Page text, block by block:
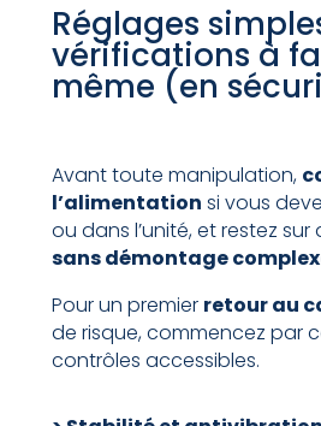
Réglages
vérifications à
même (en
Avant toute manipulation,
l’alimentation si vous
ou dans l’unité, et restez
sans démontage
Pour un premier retour au
de risque, commencez par
contrôles accessibles.